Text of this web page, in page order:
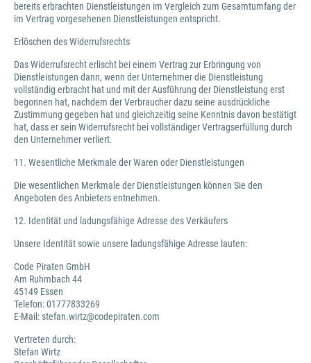
bereits erbrachten Dienstleistungen im Vergleich zum Gesamtumfang der
im Vertrag vorgesehenen Dienstleistungen entspricht.
Erlöschen des Widerrufsrechts
Das Widerrufsrecht erlischt bei einem Vertrag zur Erbringung von
Dienstleistungen dann, wenn der Unternehmer die Dienstleistung
vollständig erbracht hat und mit der Ausführung der Dienstleistung erst
begonnen hat, nachdem der Verbraucher dazu seine ausdrückliche
Zustimmung gegeben hat und gleichzeitig seine Kenntnis davon bestätigt
hat, dass er sein Widerrufsrecht bei vollständiger Vertragserfüllung durch
den Unternehmer verliert.
11. Wesentliche Merkmale der Waren oder Dienstleistungen
Die wesentlichen Merkmale der Dienstleistungen können Sie den
Angeboten des Anbieters entnehmen.
12. Identität und ladungsfähige Adresse des Verkäufers
Unsere Identität sowie unsere ladungsfähige Adresse lauten:
Code Piraten GmbH
Am Ruhmbach 44
45149 Essen
Telefon: 01777833269
E-Mail: stefan.wirtz@codepiraten.com
Vertreten durch:
Stefan Wirtz